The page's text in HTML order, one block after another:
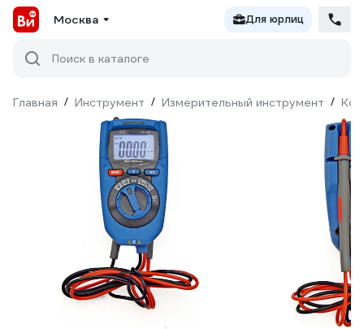
Москва Для юрлиц
Поиск в каталоге
Главная / Инструмент / Измерительный инструмент /